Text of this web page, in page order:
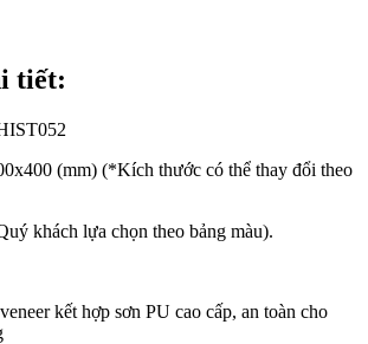
tiết:
(mm) (*Kích thước có thể thay đổi theo
khách lựa chọn theo bảng màu).
kết hợp sơn PU cao cấp, an toàn cho